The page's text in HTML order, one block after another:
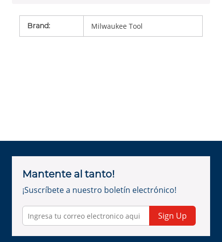
Brand: Milwaukee Tool
Mantente al tanto!
¡Suscríbete a nuestro boletín electrónico!
Sign Up